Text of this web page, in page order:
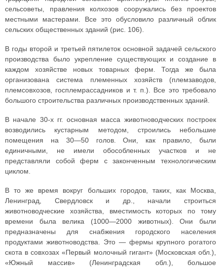
сельсоветы, правления колхозов сооружались без проектов
местными мастерами. Все это обусловило различный облик
сельских общественных зданий (рис. 106).
В годы второй и третьей пятилеток основной задачей сельского
производства было укрепление существующих и создание в
каждом хозяйстве новых товарных ферм. Тогда же была
организована система племенных хозяйств (племзаводов,
племсовхозов, госплемрассадников и т. п.). Все это требовало
большого строительства различных производственных зданий.
В начале 30-х гг. основная масса животноводческих построек
возводились кустарным методом, строились небольшие
помещения на 30—50 голов. Они, как правило, были
единичными, не имели обособленных участков и не
представляли собой ферм с законченным технологическим
циклом.
В то же время вокруг больших городов, таких, как Москва,
Ленинград, Свердловск и др., начали строиться
животноводческие хозяйства, вместимость которых по тому
времени была велика (1000—2000 животных). Они были
предназначены для снабжения городского населения
продуктами животноводства. Это — фермы крупного рогатого
скота в совхозах «Первый молочный гигант» (Московская обл.),
«Южный массив» (Ленинградская обл.), большое